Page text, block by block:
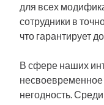
для всех
сотрудники в
что гарантирует
В сфере наших
несвоевременное
негодность.